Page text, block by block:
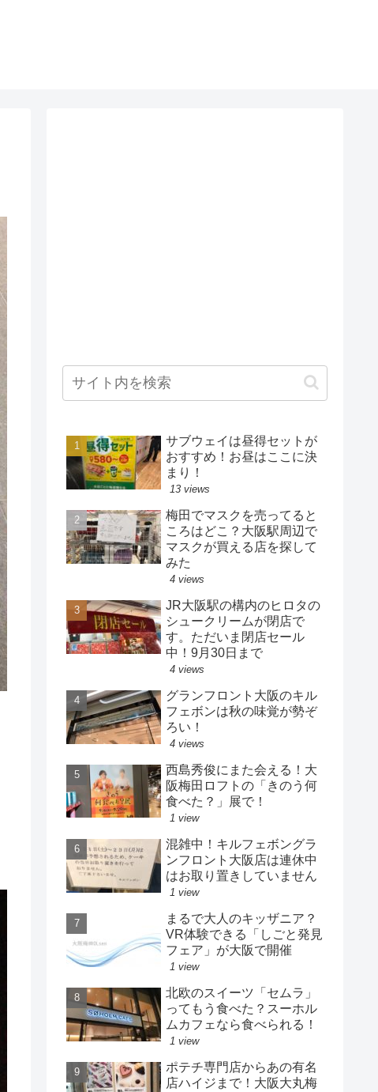
サブウェイは昼得セットが
おすすめ！お昼はここに決
まり！
13 views
梅田でマスクを売ってると
ころはどこ？大阪駅周辺で
マスクが買える店を探して
みた
4 views
JR大阪駅の構内のヒロタの
シュークリームが閉店で
す。ただいま閉店セール
中！9月30日まで
4 views
グランフロント大阪のキル
フェボンは秋の味覚が勢ぞ
ろい！
4 views
西島秀俊にまた会える！大
阪梅田ロフトの「きのう何
食べた？」展で！
1 view
混雑中！キルフェボングラ
ンフロント大阪店は連休中
はお取り置きしていません
1 view
まるで大人のキッザニア？
VR体験できる「しごと発見
フェア」が大阪で開催
1 view
北欧のスイーツ「セムラ」
ってもう食べた？スーホル
ムカフェなら食べられる！
1 view
ポテチ専門店からあの有名
店ハイジまで！大阪大丸梅